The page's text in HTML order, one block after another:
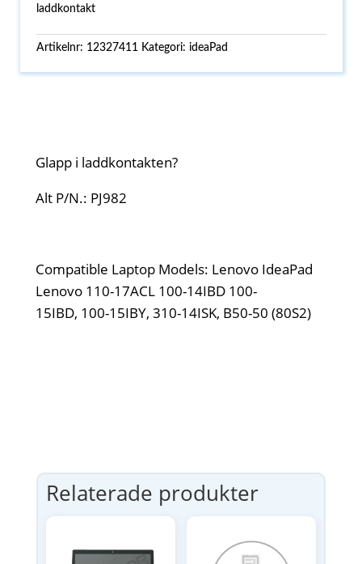
laddkontakt
Artikelnr: 12327411 Kategori:ideaPad
Glapp i laddkontakten?
Alt P/N.: PJ982
Compatible Laptop Models: Lenovo IdeaPad
Lenovo 110-17ACL 100-14IBD 100-
15IBD, 100-15IBY, 310-14ISK, B50-50 (80S2)
Relaterade produkter